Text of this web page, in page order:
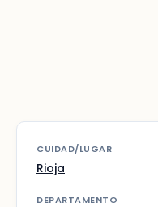
CUIDAD/LUGAR
Rioja
DEPARTAMENTO